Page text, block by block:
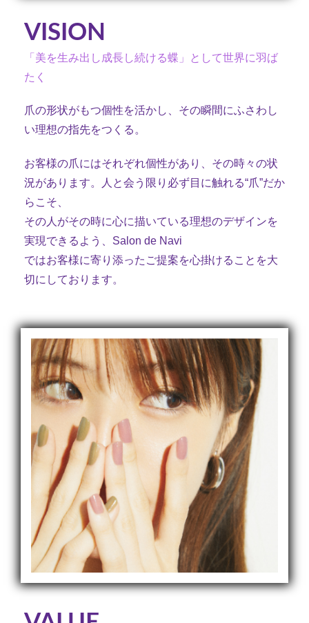
VISION
「美を生み出し成長し続ける蝶」として世界に羽ば
たく
爪の形状がもつ個性を活かし、その瞬間にふさわし
い理想の指先をつくる。
お客様の爪にはそれぞれ個性があり、その時々の状
況があります。人と会う限り必ず目に触れる“爪”だか
らこそ、
その人がその時に心に描いている理想のデザインを
実現できるよう、Salon de Navi
ではお客様に寄り添ったご提案を心掛けることを大
切にしております。